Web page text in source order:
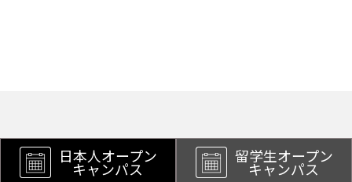
日本人オープン
キャンパス
留学生オープン
キャンパス